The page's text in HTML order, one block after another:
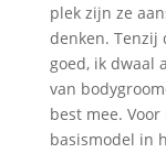
plek zijn ze
denken.
goed, ik dwaal
van
best mee.
basismodel in